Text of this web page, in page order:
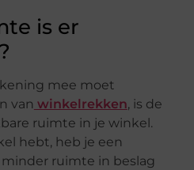
is er
mee moet
van winkelrekken, is de
ruimte in je winkel.
hebt, heb je een
ruimte in beslag